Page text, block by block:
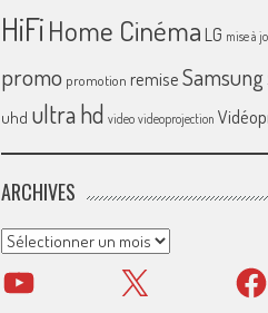
HiFiHome Cinéma LG mise à
promo promotion remiseSamsung
uhd ultra hd video videoprojection
ARCHIVES
Archives
YouTube X